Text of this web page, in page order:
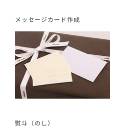
メッセージカード作成
熨斗（のし）